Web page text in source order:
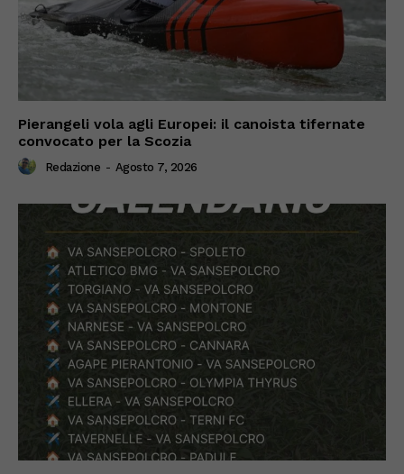
Pierangeli vola agli Europei: il canoista tifernate
convocato per la Scozia
Redazione - Agosto 7, 2026